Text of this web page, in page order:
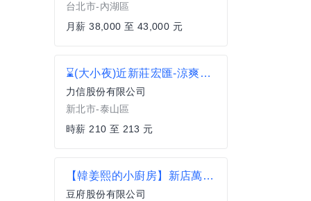
台北市-內湖區
月薪 38,000 至 43,000 元
⌛(大小夜)近新莊宏匯-涼爽理貨員-隔日滙210/H 免經驗 C2
力信股份有限公司
新北市-泰山區
時薪 210 至 213 元
【韓姜熙的小廚房】新店萬家福店-外場計時
豆府股份有限公司